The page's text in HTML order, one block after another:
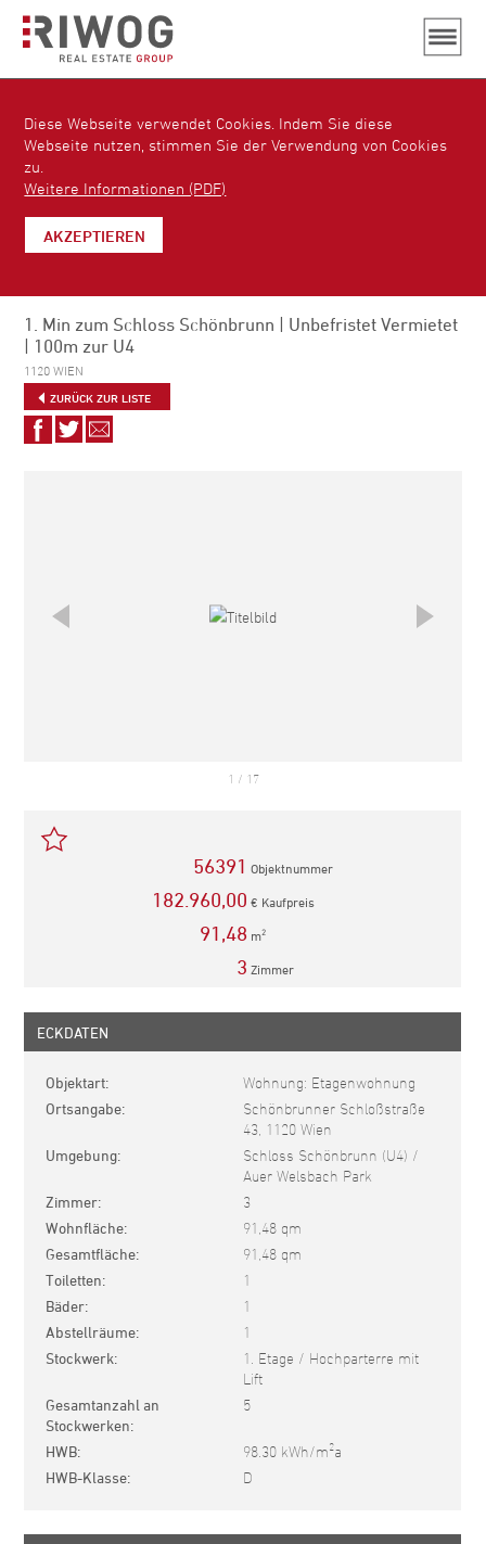
Diese Webseite verwendet Cookies. Indem Sie diese
Webseite nutzen, stimmen Sie der Verwendung von Cookies
zu.
Weitere Informationen (PDF)
AKZEPTIEREN
1. Min zum Schloss Schönbrunn | Unbefristet Vermietet
| 100m zur U4
1120 WIEN
ZURÜCK ZUR LISTE
Auf
Facebook
Auf
Twitter
Via
E-
1 / 17
56391 Objektnummer
182.960,00 € Kaufpreis
91,48 m2
3 Zimmer
ECKDATEN
Objektart Wohnung: Etagenwohnung
Ortsangabe
Schönbrunner Schloßstraße
43, 1120 Wien
Umgebung
Schloss Schönbrunn (U4) /
Auer Welsbach Park
Zimmer 3
Wohnfläche 91,48 qm
Gesamtfläche 91,48 qm
Toiletten 1
Bäder 1
Abstellräume 1
Stockwerk
1. Etage / Hochparterre mit
Lift
Gesamtanzahl an
Stockwerken
5
HWB 98.30 kWh/m2a
HWB-Klasse D